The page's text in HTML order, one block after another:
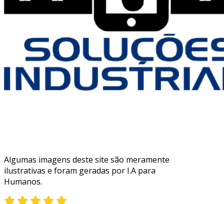
Algumas imagens deste site são meramente
ilustrativas e foram geradas por I.A para
Humanos.